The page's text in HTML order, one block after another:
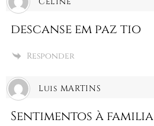
descanse em paz tio
Responder
Luis MARTINS
Sentimentos à familia